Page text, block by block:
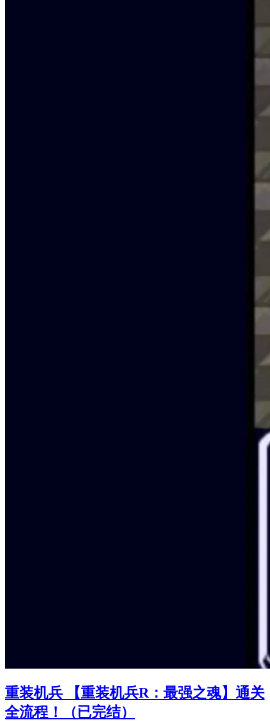
重装机兵 【重装机兵R：最强之魂】通关
全流程！（已完结）